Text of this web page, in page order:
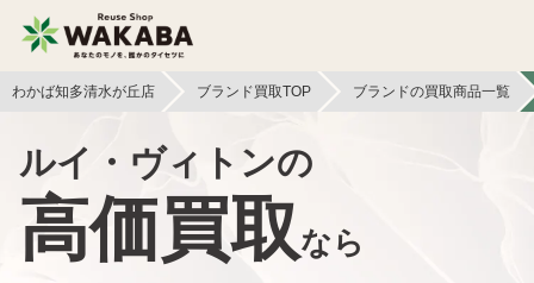
わかば知多清水が丘店 ブランド買取TOP ブランドの買取商品一覧
ルイ・ヴィトンの
高価買取なら